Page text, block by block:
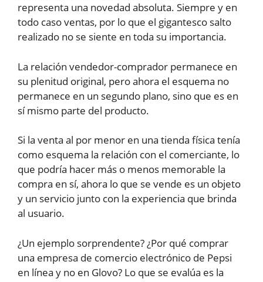
representa una novedad absoluta. Siempre y en
todo caso ventas, por lo que el gigantesco salto
realizado no se siente en toda su importancia.
La relación vendedor-comprador permanece en
su plenitud original, pero ahora el esquema no
permanece en un segundo plano, sino que es en
sí mismo parte del producto.
Si la venta al por menor en una tienda física tenía
como esquema la relación con el comerciante, lo
que podría hacer más o menos memorable la
compra en sí, ahora lo que se vende es un objeto
y un servicio junto con la experiencia que brinda
al usuario.
¿Un ejemplo sorprendente? ¿Por qué comprar
una empresa de comercio electrónico de Pepsi
en línea y no en Glovo? Lo que se evalúa es la